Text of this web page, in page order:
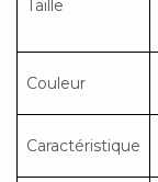
Taille
Couleur
Caractéristique